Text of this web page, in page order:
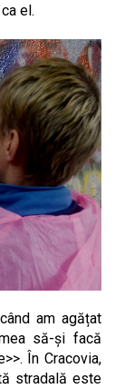
el.
am agățat
să-și facă
În Cracovia,
stradală este